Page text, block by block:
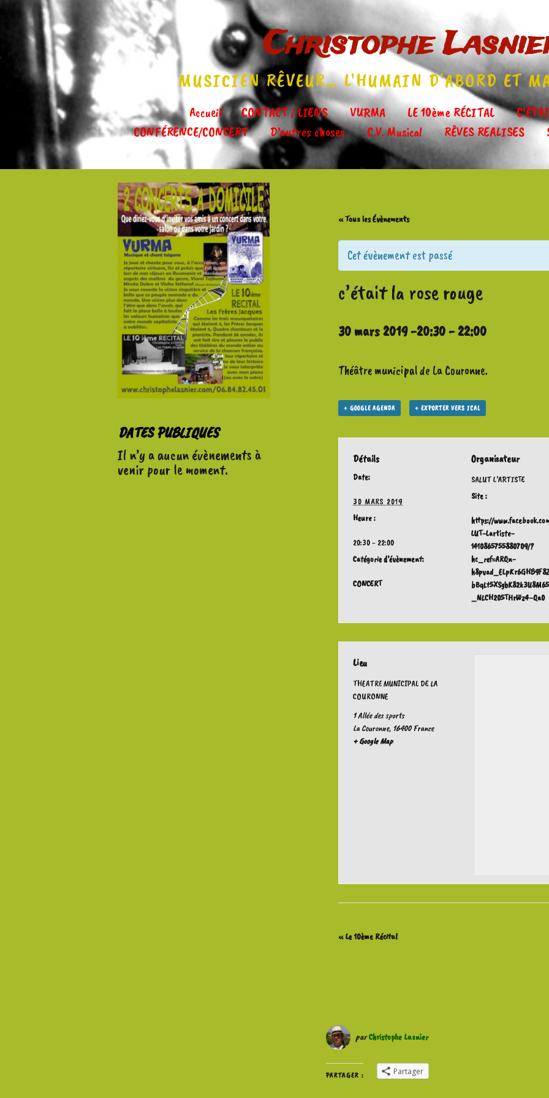
Christophe
MUSICIEN RÊVEUR… L'HUMAIN D'ABORD ET
Aller
au
contenu
principal
Accueil CONTACT / LIENS VURMA LE 10ème RÉCITAL
CONFÉRENCE/CONCERT
D’autres choses C.V. Musical RÊVES REALISES
DATES PUBLIQUES
Il n’y a aucun évènements à
venir pour le moment.
« Tous les Évènements
Cet évènement est passé
c’était la rose rouge
30 mars 2019 -20:30-22:00
Théâtre municipal de La Couronne.
+ GOOGLE AGENDA + EXPORTER VERS ICAL
Détails
Date:
30 MARS 2019
Heure :
20:30 - 22:00
Catégorie d’évènement:
CONCERT
Organisateur
SALUT L’ARTISTE
Site :
https://
LUT-Lartiste-
1410865755880709/?
hc_ref=ARQn-
_NLCH205THrWz4-Qa0
Lieu
THEATRE MUNICIPAL DE LA
COURONNE
1 Allée des sports
La Couronne, 16400 France
+ Google Map
«Le 10ème Récital
parChristophe Lasnier
PARTAGER : Partager